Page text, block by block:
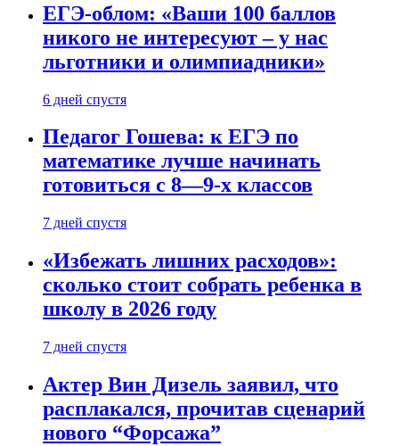
ЕГЭ-облом: «Ваши 100 баллов
никого не интересуют – у нас
льготники и олимпиадники»
6 дней спустя
Педагог Гошева: к ЕГЭ по
математике лучше начинать
готовиться с 8—9-х классов
7 дней спустя
«Избежать лишних расходов»:
сколько стоит собрать ребенка в
школу в 2026 году
7 дней спустя
Актер Вин Дизель заявил, что
расплакался, прочитав сценарий
нового “Форсажа”